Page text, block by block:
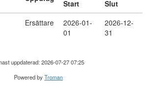
Start
Slut
Ersättare
2026-01-
01
2026-12-
31
uppdaterad: 2026-07-27 07:25
Powered byTroman